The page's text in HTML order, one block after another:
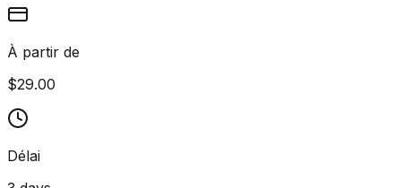
À partir de
$29.00
Délai